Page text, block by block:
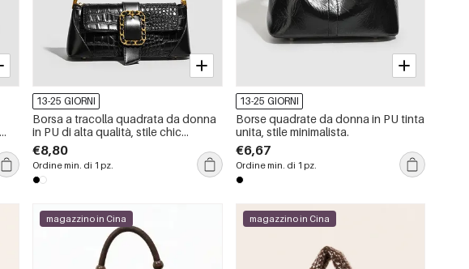
13-25 GIORNI
Borsa a tracolla quadrata da donna
in PU di alta qualità, stile chic
parigino, con dettagli in metallo,
tinta unita e forma geometrica.
€8,80
Ordine min. di 1 pz.
13-25 GIORNI
Borse quadrate da donna in PU tinta
unita, stile minimalista.
€6,67
Ordine min. di 1 pz.
magazzino in Cina magazzino in Cina